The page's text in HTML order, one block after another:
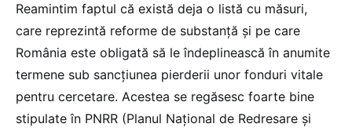
Reamintim faptul că există deja o listă cu măsuri,
care reprezintă reforme de substanță și pe care
România este obligată să le îndeplinească în anumite
termene sub sancțiunea pierderii unor fonduri vitale
pentru cercetare. Acestea se regăsesc foarte bine
stipulate în PNRR (Planul Național de Redresare și